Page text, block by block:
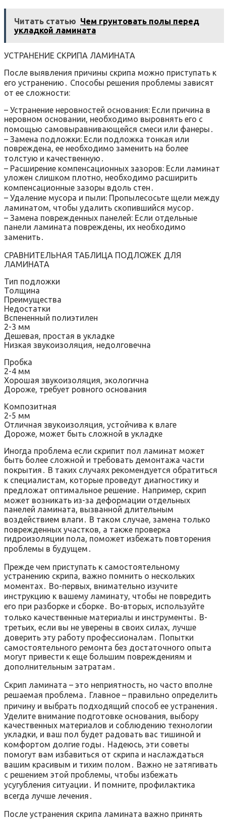
Читать статью Чем грунтовать полы перед
укладкой ламината
УСТРАНЕНИЕ СКРИПА ЛАМИНАТА
После выявления причины скрипа можно приступать к
его устранению․ Способы решения проблемы зависят
от ее сложности:
– Устранение неровностей основания: Если причина в
неровном основании, необходимо выровнять его с
помощью самовыравнивающейся смеси или фанеры․
– Замена подложки: Если подложка тонкая или
повреждена, ее необходимо заменить на более
толстую и качественную․
– Расширение компенсационных зазоров: Если ламинат
уложен слишком плотно, необходимо расширить
компенсационные зазоры вдоль стен․
– Удаление мусора и пыли: Пропылесосьте щели между
ламинатом, чтобы удалить скопившийся мусор․
– Замена поврежденных панелей: Если отдельные
панели ламината повреждены, их необходимо
заменить․
СРАВНИТЕЛЬНАЯ ТАБЛИЦА ПОДЛОЖЕК ДЛЯ
ЛАМИНАТА
Тип подложки
Толщина
Преимущества
Недостатки
Вспененный полиэтилен
2-3 мм
Дешевая, простая в укладке
Низкая звукоизоляция, недолговечна
Пробка
2-4 мм
Хорошая звукоизоляция, экологична
Дороже, требует ровного основания
Композитная
2-5 мм
Отличная звукоизоляция, устойчива к влаге
Дороже, может быть сложной в укладке
Иногда проблема если скрипит пол ламинат может
быть более сложной и требовать демонтажа части
покрытия․ В таких случаях рекомендуется обратиться
к специалистам, которые проведут диагностику и
предложат оптимальное решение․ Например, скрип
может возникать из-за деформации отдельных
панелей ламината, вызванной длительным
воздействием влаги․ В таком случае, замена только
поврежденных участков, а также проверка
гидроизоляции пола, поможет избежать повторения
проблемы в будущем․
Прежде чем приступать к самостоятельному
устранению скрипа, важно помнить о нескольких
моментах․ Во-первых, внимательно изучите
инструкцию к вашему ламинату, чтобы не повредить
его при разборке и сборке․ Во-вторых, используйте
только качественные материалы и инструменты․ В-
третьих, если вы не уверены в своих силах, лучше
доверить эту работу профессионалам․ Попытки
самостоятельного ремонта без достаточного опыта
могут привести к еще большим повреждениям и
дополнительным затратам․
Скрип ламината – это неприятность, но часто вполне
решаемая проблема․ Главное – правильно определить
причину и выбрать подходящий способ ее устранения․
Уделите внимание подготовке основания, выбору
качественных материалов и соблюдению технологии
укладки, и ваш пол будет радовать вас тишиной и
комфортом долгие годы․ Надеюсь, эти советы
помогут вам избавиться от скрипа и наслаждаться
вашим красивым и тихим полом․ Важно не затягивать
с решением этой проблемы, чтобы избежать
усугубления ситуации․ И помните, профилактика
всегда лучше лечения․
После устранения скрипа ламината важно принять